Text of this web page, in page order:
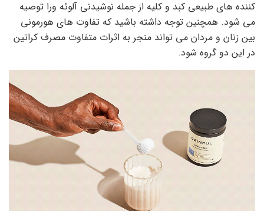
کننده های طبیعی کبد و کلیه از جمله نوشیدنی آلوئه ورا توصیه
می شود. همچنین توجه داشته باشید که تفاوت های هورمونی
بین زنان و مردان می تواند منجر به اثرات متفاوت مصرف کراتین
در این دو گروه شود.